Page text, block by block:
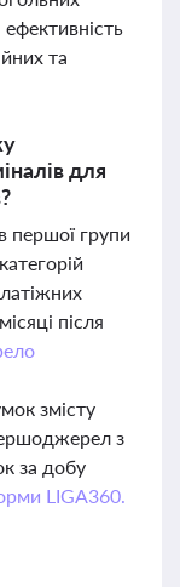
та
для
першої групи
після
змісту
з
за добу
LIGA360.